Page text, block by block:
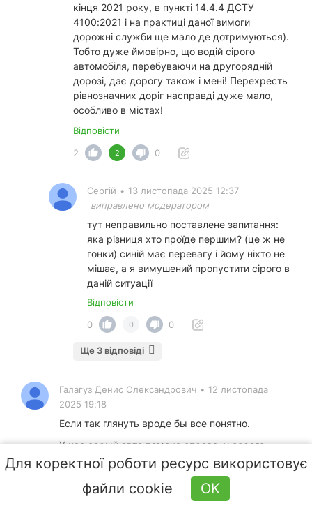
кінця 2021 року, в пункті 14.4.4 ДСТУ
4100:2021 і на практиці даної вимоги
дорожні служби ще мало де дотримуються).
Тобто дуже ймовірно, що водій сірого
автомобіля, перебуваючи на другорядній
дорозі, дає дорогу також і мені! Перехресть
рівнозначних доріг насправді дуже мало,
особливо в містах!
Відповісти
2
2 0
Сергій • 13 листопада 2025 12:37
виправлено модератором
тут неправильно поставлене запитання:
яка різниця хто проїде першим? (це ж не
гонки) синій має перевагу і йому ніхто не
мішає, а я вимушений пропустити сірого в
даній ситуації
Відповісти
0
0 0
Ще 3 відповіді
Галагуз Денис Олександрович • 12 листопада
2025 19:18
Если так глянуть вроде бы все понятно.
У нас серый авто помеха справа ,у серого
авто- помеха справа синий авто ,но у синего
авто же нету помехи справа и едет он прямо
Відповісти
Для коректної роботи ресурс використовує
файли cookie
OK